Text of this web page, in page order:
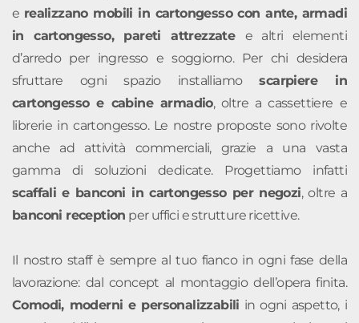
e realizzano mobili in cartongesso con ante, armadi
in cartongesso, pareti attrezzate e altri elementi
d’arredo per ingresso e soggiorno. Per chi desidera
sfruttare ogni spazio installiamoscarpiere in
cartongesso e cabine armadio, oltre a cassettiere e
librerie in cartongesso. Le nostre proposte sono rivolte
anche ad attività commerciali, grazie a una vasta
gamma di soluzioni dedicate. Progettiamo infatti
scaffali e banconi in cartongesso per negozi, oltre a
banconi reception per uffici e strutture ricettive.
Il nostro staff è sempre al tuo fianco in ogni fase della
lavorazione: dal concept al montaggio dell’opera finita.
Comodi, moderni e personalizzabili in ogni aspetto, i